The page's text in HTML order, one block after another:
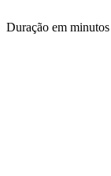
Duração em minutos